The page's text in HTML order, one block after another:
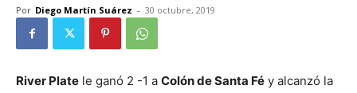
Por Diego Martín Suárez - 30 octubre, 2019
River Plate le ganó 2 -1 a Colón de Santa Fé y alcanzó la